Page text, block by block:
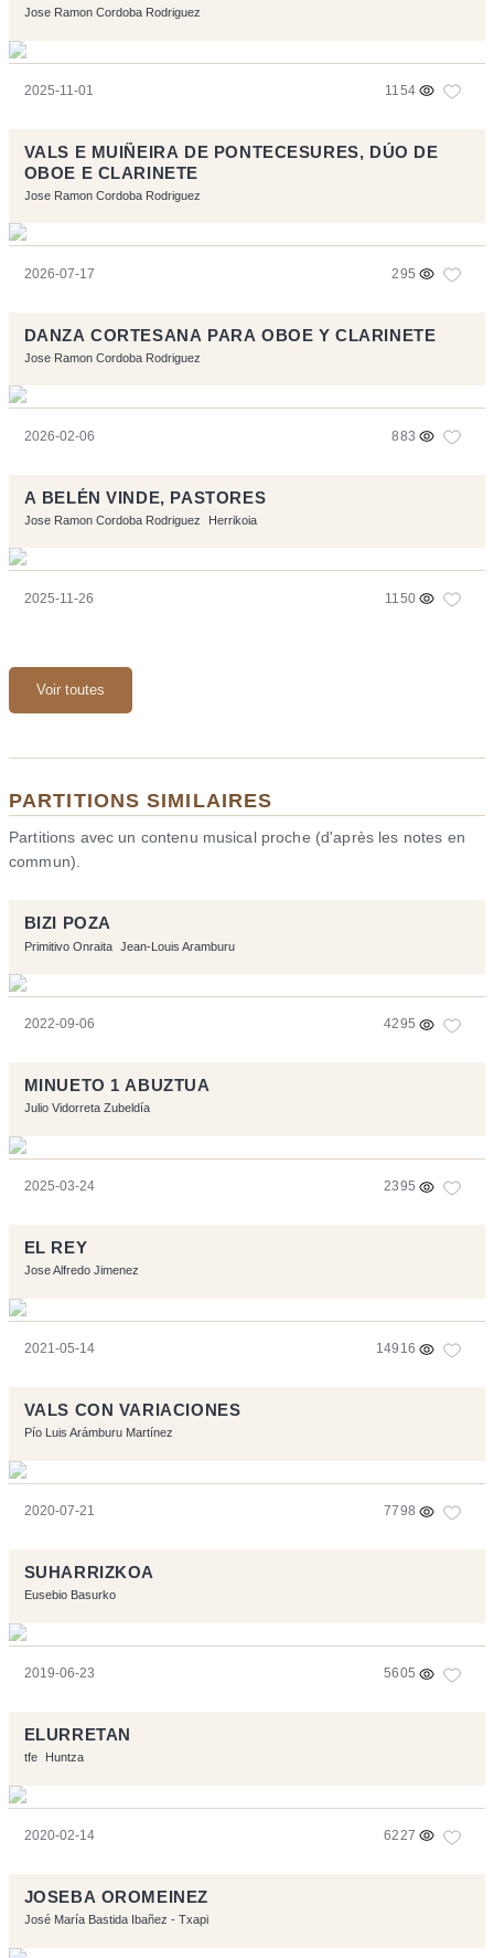
Jose Ramon Cordoba Rodriguez
2025-11-01 1154
VALS E MUIÑEIRA DE PONTECESURES, DÚO DE
OBOE E CLARINETE
Jose Ramon Cordoba Rodriguez
2026-07-17 295
DANZA CORTESANA PARA OBOE Y CLARINETE
Jose Ramon Cordoba Rodriguez
2026-02-06 883
A BELÉN VINDE, PASTORES
Jose Ramon Cordoba Rodriguez Herrikoia
2025-11-26 1150
Voir toutes
PARTITIONS SIMILAIRES
Partitions avec un contenu musical proche (d'après les notes en
commun).
BIZI POZA
Primitivo Onraita Jean-Louis Aramburu
2022-09-06 4295
MINUETO 1 ABUZTUA
Julio Vidorreta Zubeldía
2025-03-24 2395
EL REY
Jose Alfredo Jimenez
2021-05-14 14916
VALS CON VARIACIONES
Pío Luis Arámburu Martínez
2020-07-21 7798
SUHARRIZKOA
Eusebio Basurko
2019-06-23 5605
ELURRETAN
tfe Huntza
2020-02-14 6227
JOSEBA OROMEINEZ
José María Bastida Ibañez - Txapi